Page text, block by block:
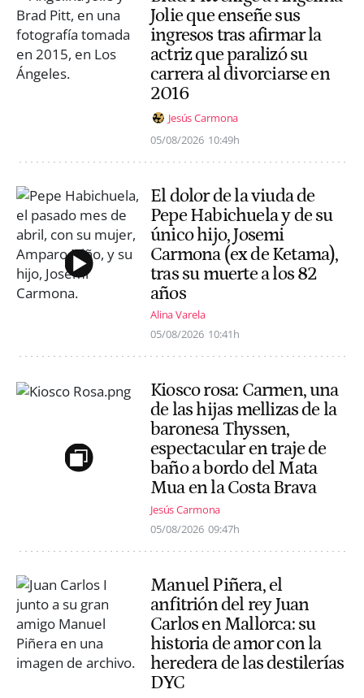
Jolie que enseñe sus
ingresos tras afirmar la
actriz que paralizó su
carrera al divorciarse en
2016
Jesús Carmona
05/08/2026 10:49h
El dolor de la viuda de
Pepe Habichuela y de su
único hijo, Josemi
Carmona (ex de Ketama),
tras su muerte a los 82
años
Alina Varela
05/08/2026 10:41h
Kiosco rosa: Carmen, una
de las hijas mellizas de la
baronesa Thyssen,
espectacular en traje de
baño a bordo del Mata
Mua en la Costa Brava
Jesús Carmona
05/08/2026 09:47h
Manuel Piñera, el
anfitrión del rey Juan
Carlos en Mallorca: su
historia de amor con la
heredera de las destilerías
DYC